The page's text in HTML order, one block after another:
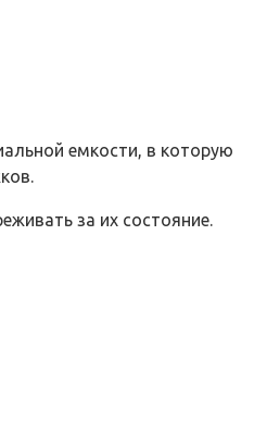
емкости, в которую
за их состояние.